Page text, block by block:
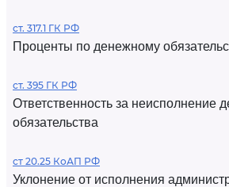
ст. 317.1 ГК РФ
Проценты по денежному
ст. 395 ГК РФ
Ответственность за неисполнение
обязательства
ст 20.25 КоАП РФ
Уклонение от исполнения